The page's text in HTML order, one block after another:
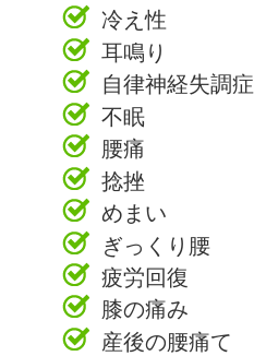
冷え性
耳鳴り
自律神経失調症
不眠
腰痛
捻挫
めまい
ぎっくり腰
疲労回復
膝の痛み
産後の腰痛て